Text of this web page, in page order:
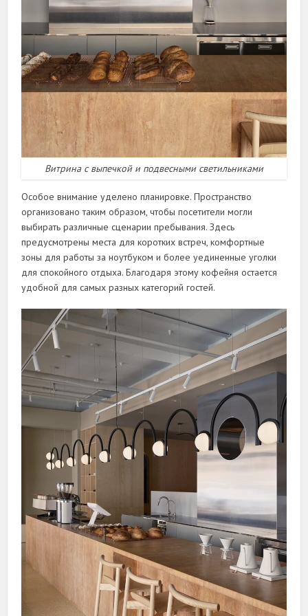
Витрина с выпечкой и подвесными светильниками
Особое внимание уделено планировке. Пространство
организовано таким образом, чтобы посетители могли
выбирать различные сценарии пребывания. Здесь
предусмотрены места для коротких встреч, комфортные
зоны для работы за ноутбуком и более уединенные уголки
для спокойного отдыха. Благодаря этому кофейня остается
удобной для самых разных категорий гостей.